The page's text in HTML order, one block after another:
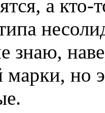
а кто-
знаю,
марки, но